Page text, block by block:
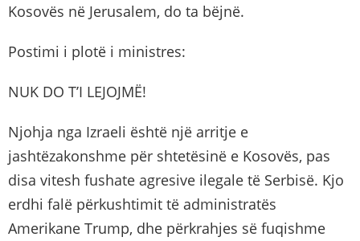
Kosovës në Jerusalem, do ta bëjnë.
Postimi i plotë i ministres:
NUK DO T’I LEJOJMË!
Njohja nga Izraeli është një arritje e
jashtëzakonshme për shtetësinë e Kosovës, pas
disa vitesh fushate agresive ilegale të Serbisë. Kjo
erdhi falë përkushtimit të administratës
Amerikane Trump, dhe përkrahjes së fuqishme